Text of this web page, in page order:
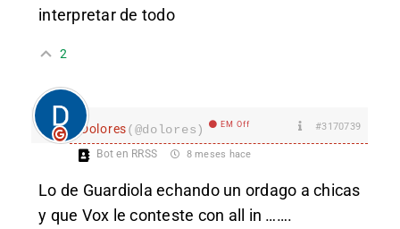
interpretar de todo
2
Dolores(@dolores) EM Off #3170739
Bot en RRSS 8 meses hace
Lo de Guardiola echando un ordago a chicas
y que Vox le conteste con all in …….